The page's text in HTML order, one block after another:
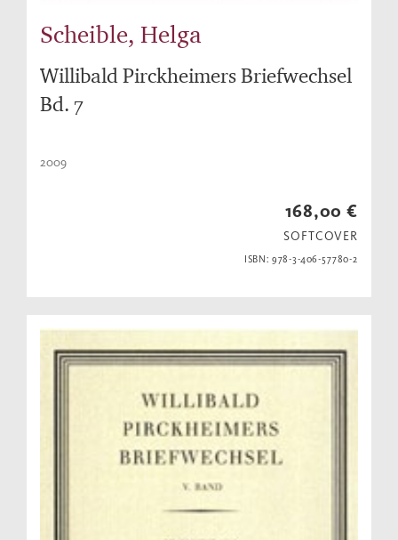
Scheible, Helga
Willibald Pirckheimers Briefwechsel
Bd. 7
2009
168,00 €
SOFTCOVER
ISBN: 978-3-406-57780-2